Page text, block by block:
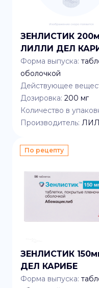
ЗЕНЛИСТИК
ЛИЛЛИ ДЕЛ
Форма выпуска:
оболочкой
Действующее
Дозировка: 200 мг
Количество в
Производитель:
По рецепту
ЗЕНЛИСТИК
ДЕЛ КАРИБЕ
Форма выпуска: